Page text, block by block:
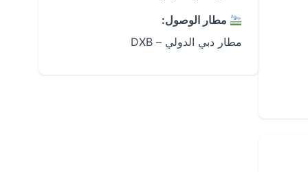
مطار الوصول:
مطار دبي الدولي – DXB